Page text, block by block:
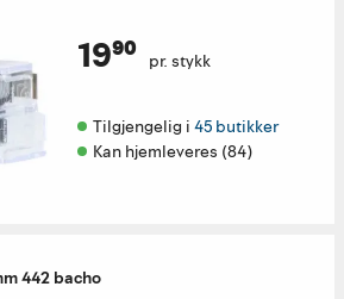
19⁹⁰ pr. stykk
Tilgjengelig i 45 butikker
Kan hjemleveres (84)
442 bacho